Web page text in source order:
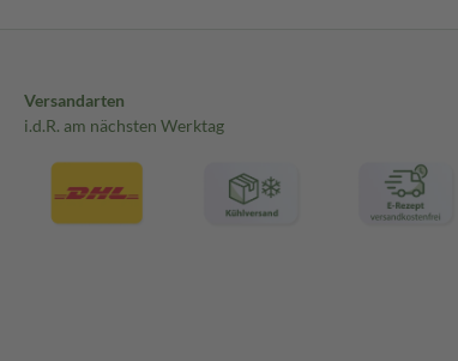
Versandarten
i.d.R. am nächsten Werktag